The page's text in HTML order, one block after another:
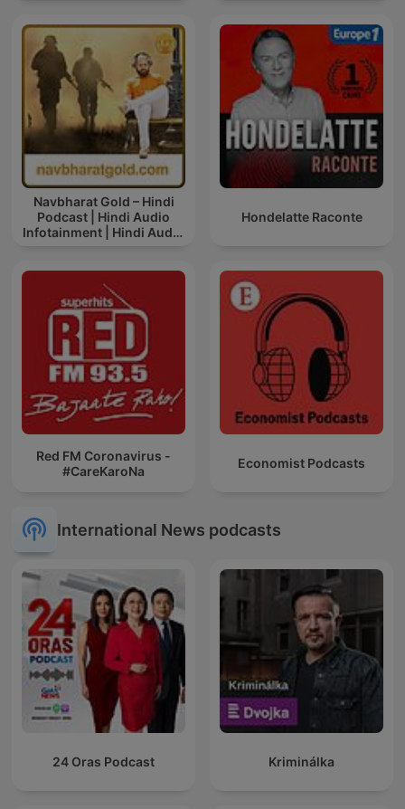
Navbharat Gold – Hindi
Podcast | Hindi Audio
Infotainment | Hindi Audio
Hondelatte Raconte
Red FM Coronavirus -
#CareKaroNa
Economist Podcasts
International News podcasts
24 Oras Podcast Kriminálka